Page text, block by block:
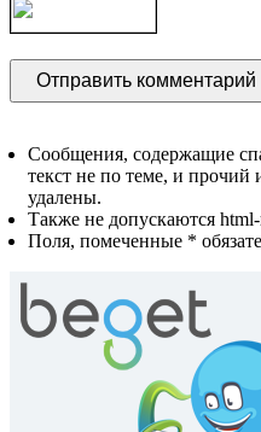
Сообщения, содержащие
текст не по теме, и
удалены.
Также не допускаются
Поля, помеченные *